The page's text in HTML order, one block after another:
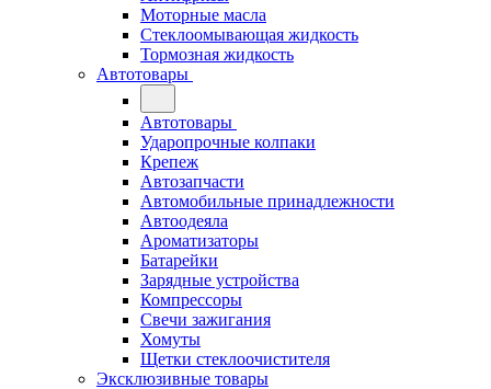
Моторные масла
Стеклоомывающая жидкость
Тормозная жидкость
Автотовары
Автотовары
Ударопрочные колпаки
Крепеж
Автозапчасти
Автомобильные принадлежности
Автоодеяла
Ароматизаторы
Батарейки
Зарядные устройства
Компрессоры
Свечи зажигания
Хомуты
Щетки стеклоочистителя
Эксклюзивные товары